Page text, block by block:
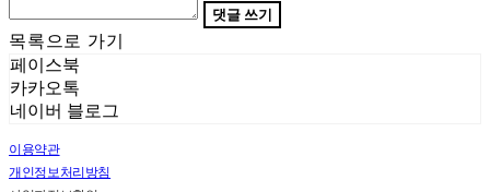
댓글 쓰기
목록으로 가기
페이스북
카카오톡
네이버 블로그
이용약관
개인정보처리방침